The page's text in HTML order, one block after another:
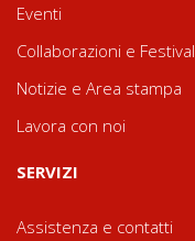
Eventi
Collaborazioni e Festival
Notizie e Area stampa
Lavora con noi
SERVIZI
Assistenza e contatti